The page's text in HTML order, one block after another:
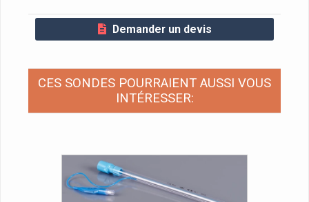
Demander un devis
CES SONDES POURRAIENT AUSSI VOUS
INTÉRESSER: